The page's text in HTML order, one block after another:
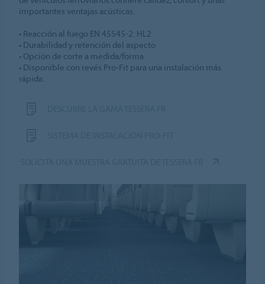
importantes ventajas acústicas.
• Reacción al fuego EN 45545-2: HL2
• Durabilidad y retención del aspecto
• Opción de corte a medida/forma
• Disponible con revés Pro-Fit para una instalación más
rápida.